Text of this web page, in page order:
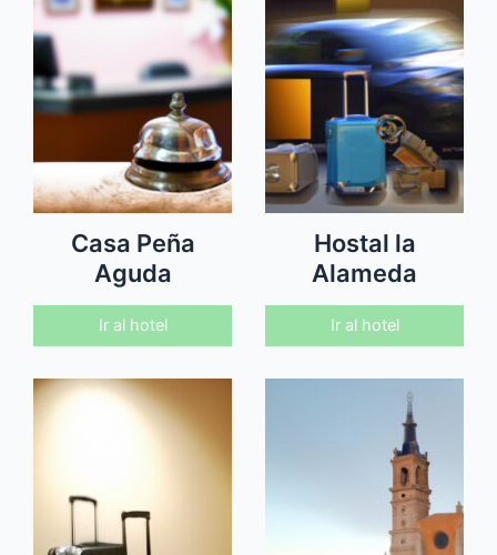
Casa Peña
Aguda
Ir al hotel
Hostal la
Alameda
Ir al hotel